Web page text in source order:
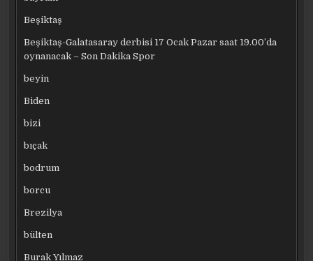
Beşiktaş
Beşiktaş-Galatasaray derbisi 17 Ocak Pazar saat 19.00’da
oynanacak – Son Dakika Spor
beyin
Biden
bizi
bıçak
bodrum
borcu
Brezilya
bülten
Burak Yılmaz